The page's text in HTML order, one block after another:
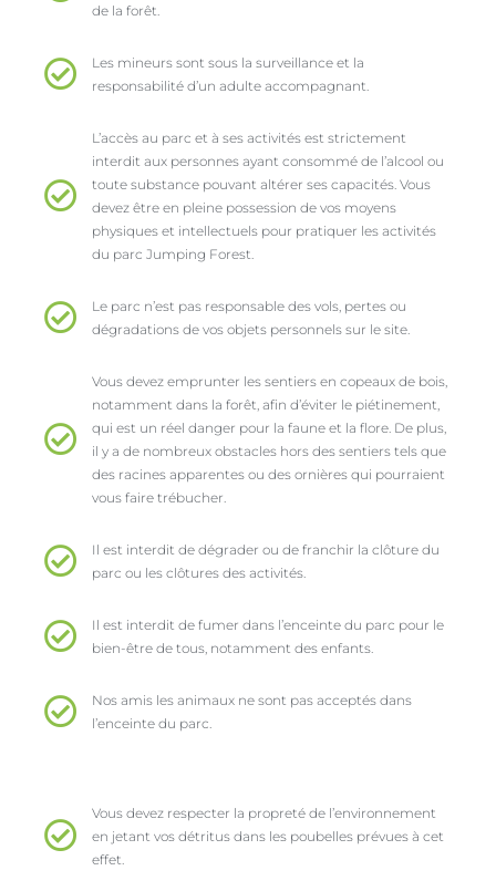
de la forêt.
Les mineurs sont sous la surveillance et la
responsabilité d’un adulte accompagnant.
L’accès au parc et à ses activités est strictement
interdit aux personnes ayant consommé de l’alcool ou
toute substance pouvant altérer ses capacités. Vous
devez être en pleine possession de vos moyens
physiques et intellectuels pour pratiquer les activités
du parc Jumping Forest.
Le parc n’est pas responsable des vols, pertes ou
dégradations de vos objets personnels sur le site.
Vous devez emprunter les sentiers en copeaux de bois,
notamment dans la forêt, afin d’éviter le piétinement,
qui est un réel danger pour la faune et la flore. De plus,
il y a de nombreux obstacles hors des sentiers tels que
des racines apparentes ou des ornières qui pourraient
vous faire trébucher.
Il est interdit de dégrader ou de franchir la clôture du
parc ou les clôtures des activités.
Il est interdit de fumer dans l’enceinte du parc pour le
bien-être de tous, notamment des enfants.
Nos amis les animaux ne sont pas acceptés dans
l’enceinte du parc.
Vous devez respecter la propreté de l’environnement
en jetant vos détritus dans les poubelles prévues à cet
effet.